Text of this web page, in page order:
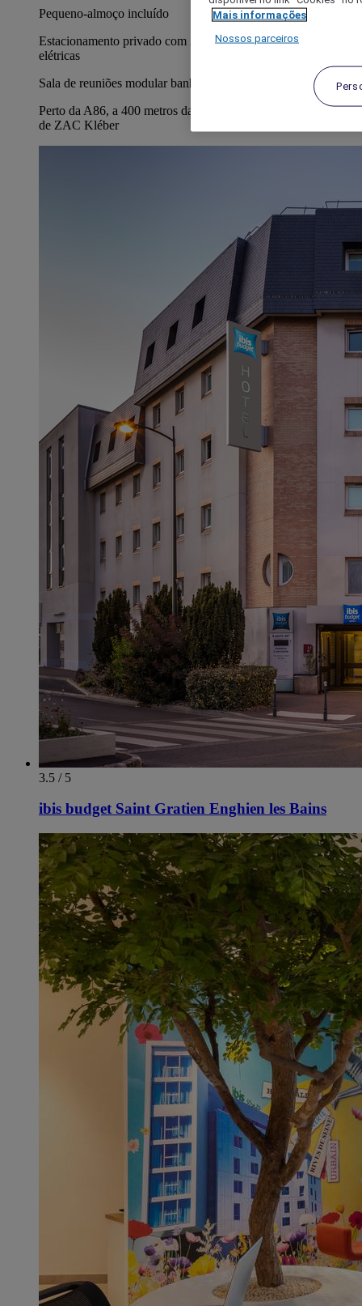
Pequeno-almoço incluído
Estacionamento privado com 2 estações de carregamento
elétricas
Sala de reuniões modular banhada por luz natural
Perto da A86, a 400 metros da estação Le Stade. No coração
de ZAC Kléber
3.5 / 5
ibis budget Saint Gratien Enghien les Bains
Mais informações
Nossos parceiros